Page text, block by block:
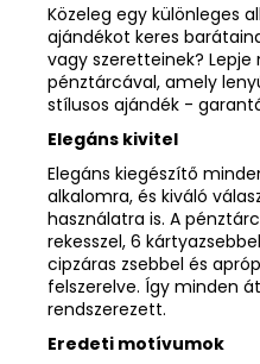
Közeleg egy különleges
ajándékot keres
vagy szeretteinek?
pénztárcával, amely
stílusos ajándék -
Elegáns kivitel
Elegáns kiegészítő
alkalomra, és kiváló
használatra is. A
rekesszel, 6
cipzáras zsebbel és
felszerelve. Így minden
rendszerezett.
Eredeti motívumok